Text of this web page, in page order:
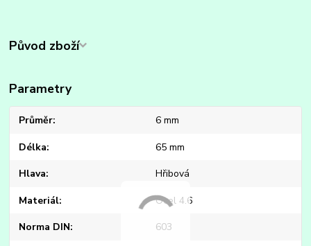
Původ zboží
Parametry
Průměr 6 mm
Délka 65 mm
Hlava Hřibová
Materiál Ocel 4.6
Norma DIN 603